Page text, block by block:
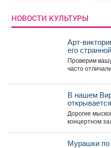
НОВОСТИ КУЛЬТУРЫ
Арт-
его
Проверим
часто
правильного...
В нашем
концерта-
родное»!
Дорогие мысковчане! 🎤 В
концертном
Мурашки по